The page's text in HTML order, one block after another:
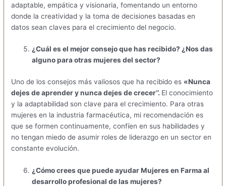
adaptable, empática y visionaria, fomentando un entorno
donde la creatividad y la toma de decisiones basadas en
datos sean claves para el crecimiento del negocio.
¿Cuál es el mejor consejo que has recibido? ¿Nos das
alguno para otras mujeres del sector?
Uno de los consejos más valiosos que ha recibido es «Nunca
dejes de aprender y nunca dejes de crecer’’. El conocimiento
y la adaptabilidad son clave para el crecimiento. Para otras
mujeres en la industria farmacéutica, mi recomendación es
que se formen continuamente, confíen en sus habilidades y
no tengan miedo de asumir roles de liderazgo en un sector en
constante evolución.
¿Cómo crees que puede ayudar Mujeres en Farma al
desarrollo profesional de las mujeres?